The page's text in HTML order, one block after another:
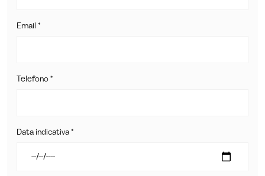
Email *
Telefono *
Data indicativa *